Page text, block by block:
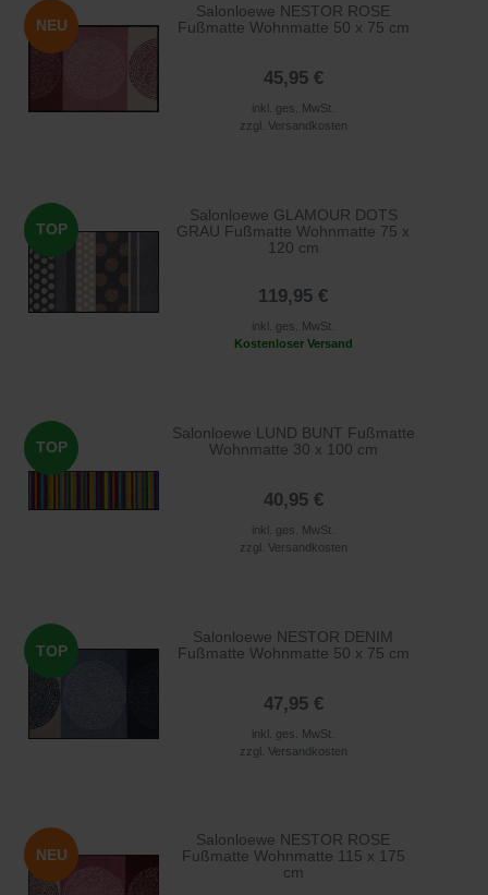
NEU
Salonloewe NESTOR ROSE
Fußmatte Wohnmatte 50 x 75 cm
45,95 €
inkl. ges. MwSt.
zzgl. Versandkosten
TOP
Salonloewe GLAMOUR DOTS
GRAU Fußmatte Wohnmatte 75 x
120 cm
119,95 €
inkl. ges. MwSt.
Kostenloser Versand
TOP
Salonloewe LUND BUNT Fußmatte
Wohnmatte 30 x 100 cm
40,95 €
inkl. ges. MwSt.
zzgl. Versandkosten
TOP
Salonloewe NESTOR DENIM
Fußmatte Wohnmatte 50 x 75 cm
47,95 €
inkl. ges. MwSt.
zzgl. Versandkosten
NEU
Salonloewe NESTOR ROSE
Fußmatte Wohnmatte 115 x 175
cm